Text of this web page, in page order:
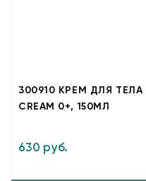
300910 КРЕМ ДЛЯ ТЕЛА
CREAM 0+, 150МЛ
630 руб.